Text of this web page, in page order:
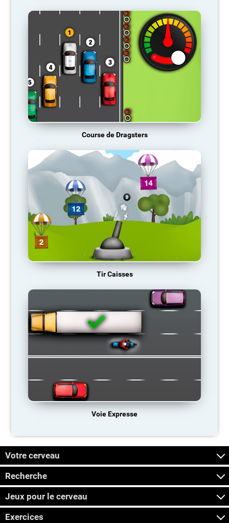
Course de Dragsters
Tir Caisses
Voie Expresse
Votre cerveau
Recherche
Jeux pour le cerveau
Exercices